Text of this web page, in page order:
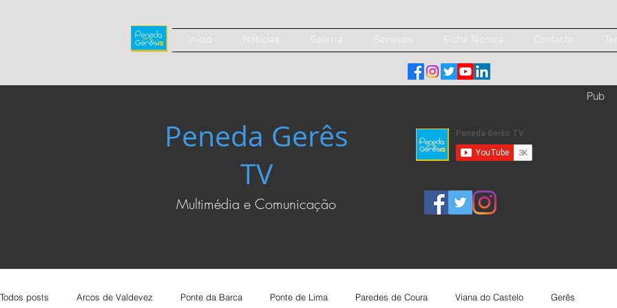
Início Notícias Galeria Serviços Ficha Técnica Contacto
Peneda Gerês
TV
Multimédia e Comunicação
Pub
Todos posts Arcos de Valdevez Ponte da Barca Ponte de Lima Paredes de Coura Viana do Castelo Gerês